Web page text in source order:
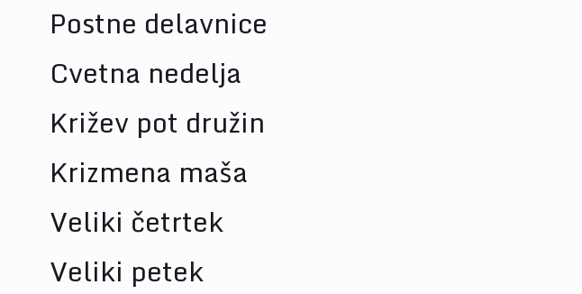
Postne delavnice
Cvetna nedelja
Križev pot družin
Krizmena maša
Veliki četrtek
Veliki petek